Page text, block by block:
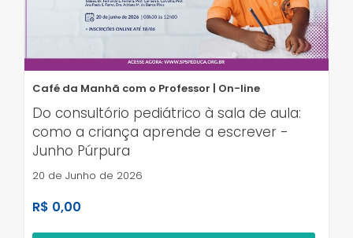
Café da Manhã com o Professor | On-line
Do consultório pediátrico à sala de aula:
como a criança aprende a escrever -
Junho Púrpura
20 de Junho de 2026
R$ 0,00